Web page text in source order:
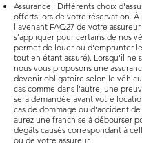
Assurance : Différents choix
offerts lors de votre réservation. À
l'avenant FAQ27 de votre
s'appliquer pour certains de nos
permet de louer ou d'emprunter
tout en étant assuré). Lorsqu'il ne
nous vous proposons une
devenir obligatoire selon le
cas comme dans l'autre, une
sera demandée avant votre
cas de dommage ou d'accident
aurez une franchise à débourser
dégâts causés correspondant à
ou de votre assureur.